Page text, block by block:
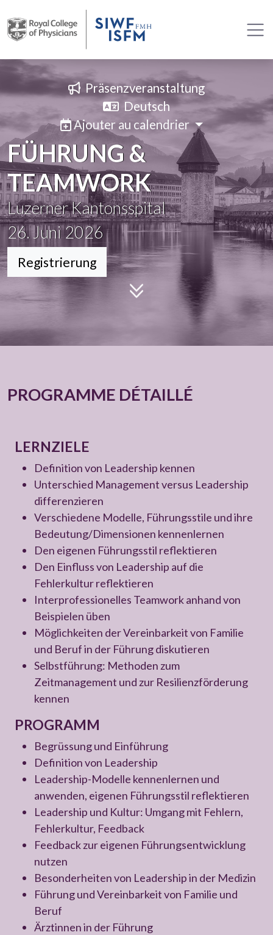
Präsenzveranstaltung
Deutsch
Ajouter au calendrier
FÜHRUNG &
TEAMWORK
Luzerner Kantonsspital
26. Juni 2026
Registrierung
PROGRAMME DÉTAILLÉ
LERNZIELE
Definition von Leadership kennen
Unterschied Management versus Leadership
differenzieren
Verschiedene Modelle, Führungsstile und ihre
Bedeutung/Dimensionen kennenlernen
Den eigenen Führungsstil reflektieren
Den Einfluss von Leadership auf die
Fehlerkultur reflektieren
Interprofessionelles Teamwork anhand von
Beispielen üben
Möglichkeiten der Vereinbarkeit von Familie
und Beruf in der Führung diskutieren
Selbstführung: Methoden zum
Zeitmanagement und zur Resilienzförderung
kennen
PROGRAMM
Begrüssung und Einführung
Definition von Leadership
Leadership-Modelle kennenlernen und
anwenden, eigenen Führungsstil reflektieren
Leadership und Kultur: Umgang mit Fehlern,
Fehlerkultur, Feedback
Feedback zur eigenen Führungsentwicklung
nutzen
Besonderheiten von Leadership in der Medizin
Führung und Vereinbarkeit von Familie und
Beruf
Ärztinnen in der Führung